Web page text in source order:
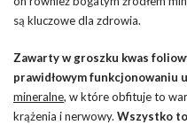
są kluczowe dla zdrowia.
Zawarty w groszku kwas
prawidłowym funkcjonowaniu
mineralne, w które obfituje to
krążenia i nerwowy. Wszystko